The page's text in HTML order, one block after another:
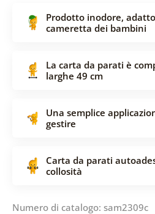
Prodotto inodore,
cameretta dei bambini
La carta da parati è
larghe 49 cm
Una semplice
gestire
Carta da parati
collosità
Numero di catalogo: